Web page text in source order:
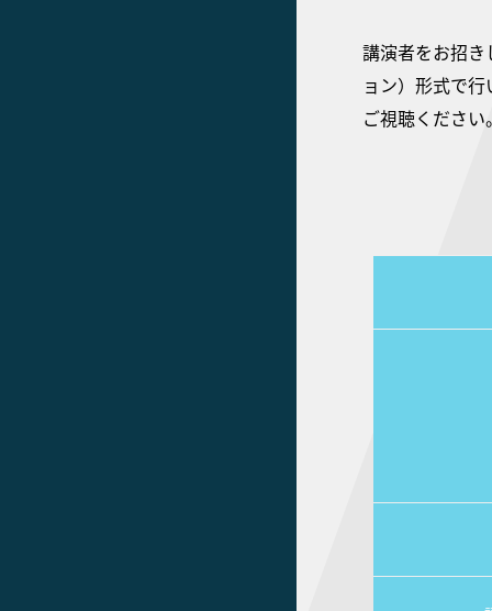
講演者をお招
ョン）形式で
ご視聴ください